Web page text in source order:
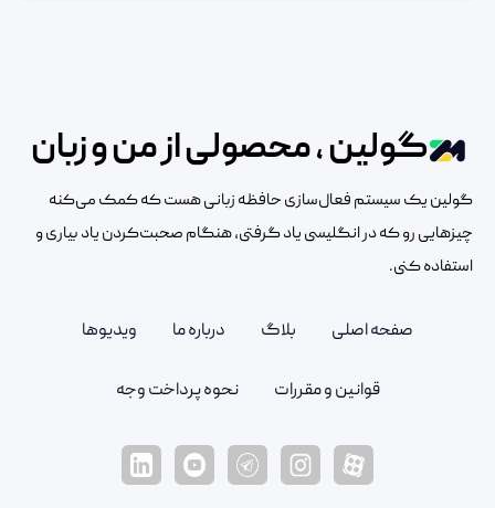
گولین ، محصولی از من و زبان
گولین یک سیستم فعال‌سازی حافظه زبانی هست که کمک می‌کنه
چیزهایی رو که در انگلیسی یاد گرفتی، هنگام صحبت‌کردن یاد بیاری و
استفاده کنی.
صفحه اصلی بلاگ درباره ما ویدیوها
قوانین و مقررات نحوه پرداخت وجه